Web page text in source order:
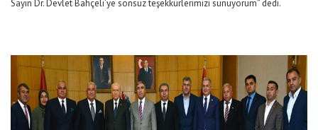
Sayın Dr. Devlet Bahçeli’ye sonsuz teşekkürlerimizi sunuyorum” dedi.